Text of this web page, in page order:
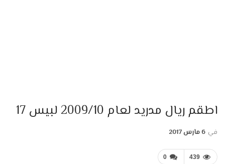
اطقم ريال مدريد لعام 2009/10 لبيس 17
في 6 مارس 2017
0 439